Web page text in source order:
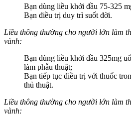
Bạn dùng liều khởi đầu 75-325
Bạn điều trị duy trì suốt đời.
Liều thông thường cho người lớn làm
vành:
Bạn dùng liều khởi đầu 325mg
làm phẫu thuật;
Bạn tiếp tục điều trị với thuốc
thủ thuật.
Liều thông thường cho người lớn làm
vành: